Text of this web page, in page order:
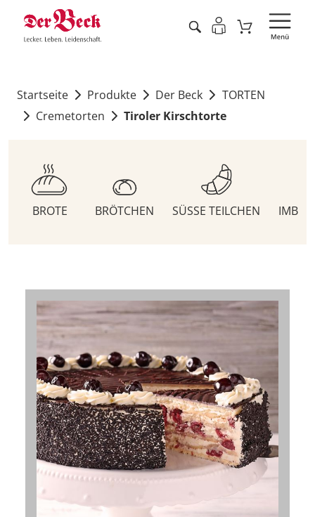
Startseite Produkte Der Beck
TORTEN
Cremetorten
Tiroler Kirschtorte
BROTE BRÖTCHEN SÜSSE TEILCHEN